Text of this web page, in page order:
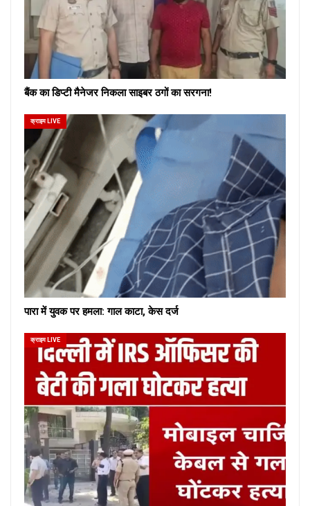
बैंक का डिप्टी मैनेजर निकला साइबर ठगों का सरगना!
क्राइम LIVE
पारा में युवक पर हमला: गाल काटा, केस दर्ज
क्राइम LIVE